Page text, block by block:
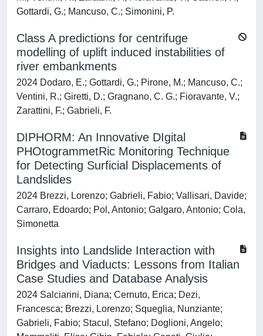
Gottardi, G.; Mancuso, C.; Simonini, P.
Class A predictions for centrifuge
modelling of uplift induced instabilities of
river embankments
2024 Dodaro, E.; Gottardi, G.; Pirone, M.; Mancuso, C.;
Ventini, R.; Giretti, D.; Gragnano, C. G.; Fioravante, V.;
Zarattini, F.; Gabrieli, F.
DIPHORM: An Innovative DIgital
PHOtogrammetRic Monitoring Technique
for Detecting Surficial Displacements of
Landslides
2024 Brezzi, Lorenzo; Gabrieli, Fabio; Vallisari, Davide;
Carraro, Edoardo; Pol, Antonio; Galgaro, Antonio; Cola,
Simonetta
Insights into Landslide Interaction with
Bridges and Viaducts: Lessons from Italian
Case Studies and Database Analysis
2024 Salciarini, Diana; Cernuto, Erica; Dezi,
Francesca; Brezzi, Lorenzo; Squeglia, Nunziante;
Gabrieli, Fabio; Stacul, Stefano; Doglioni, Angelo;